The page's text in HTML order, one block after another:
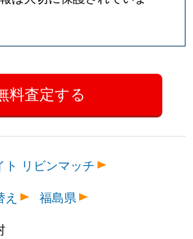
ト リビンマッチ
福島県